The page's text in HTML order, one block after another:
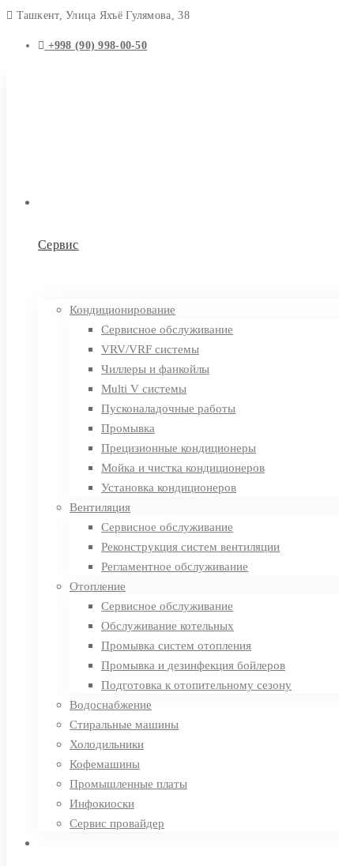
Ташкент, Улица Яхъё Гулямова, 38
+998 (90) 998-00-50
Сервис
Кондиционирование
Сервисное обслуживание
VRV/VRF системы
Чиллеры и фанкойлы
Multi V системы
Пусконаладочные работы
Промывка
Прецизионные кондиционеры
Мойка и чистка кондиционеров
Установка кондиционеров
Вентиляция
Сервисное обслуживание
Реконструкция систем вентиляции
Регламентное обслуживание
Отопление
Сервисное обслуживание
Обслуживание котельных
Промывка систем отопления
Промывка и дезинфекция бойлеров
Подготовка к отопительному сезону
Водоснабжение
Стиральные машины
Холодильники
Кофемашины
Промышленные платы
Инфокиоски
Сервис провайдер